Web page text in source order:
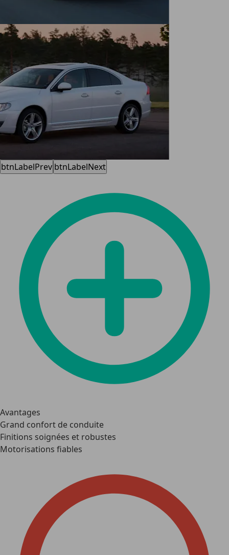
btnLabelPrev btnLabelNext
Avantages
Grand confort de conduite
Finitions soignées et robustes
Motorisations fiables